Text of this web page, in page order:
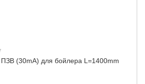
(30mA) для бойлера L=1400mm